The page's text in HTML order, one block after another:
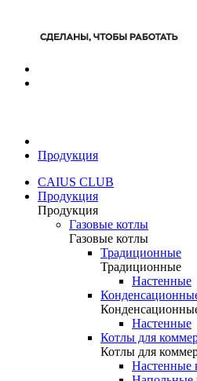
Продукция
CAIUS CLUB
Продукция
Продукция
Газовые котлы
Газовые котлы
Традиционные
Традиционные
Настенные
Настенные
Котлы для
Котлы для
Настенные